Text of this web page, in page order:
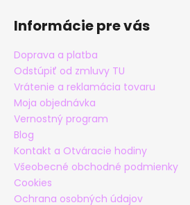
Informácie pre vás
Doprava a platba
Odstúpiť od zmluvy TU
Vrátenie a reklamácia tovaru
Moja objednávka
Vernostný program
Blog
Kontakt a Otváracie hodiny
Všeobecné obchodné podmienky
Cookies
Ochrana osobných údajov